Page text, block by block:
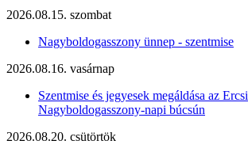
2026.08.15. szombat
Nagyboldogasszony ünnep - szentmise
2026.08.16. vasárnap
Szentmise és jegyesek megáldása az Ercsi
Nagyboldogasszony-napi búcsún
2026.08.20. csütörtök